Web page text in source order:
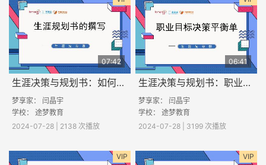
07:42
生涯决策与规划书：如何撰写职业生涯规划书？
梦享家： 闫晶宇
学校： 途梦教育
2024-07-28 | 2138 次播放
06:41
生涯决策与规划书：职业目标决策平衡单
梦享家： 闫晶宇
学校： 途梦教育
2024-07-28 | 3199 次播放
VIP VIP